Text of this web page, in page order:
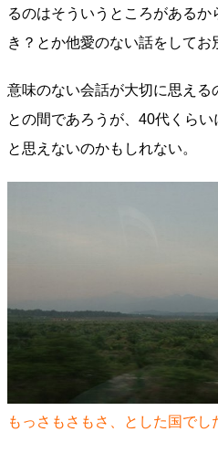
るのはそういうところがある
き？とか他愛のない話をしてお
意味のない会話が大切に思える
との間であろうが、40代くら
と思えないのかもしれない。
もっさもさもさ、とした国でし